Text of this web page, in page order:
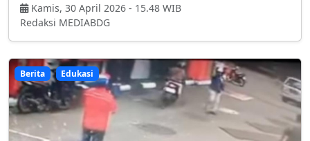
Kamis, 30 April 2026 - 15.48 WIB
Redaksi MEDIABDG
Berita Edukasi